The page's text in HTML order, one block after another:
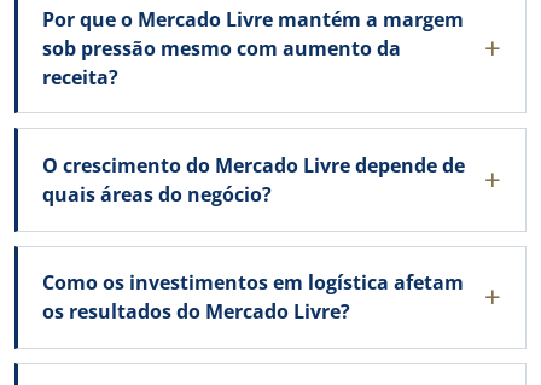
Por que o Mercado Livre mantém a margem
sob pressão mesmo com aumento da
receita?
O crescimento do Mercado Livre depende de
quais áreas do negócio?
Como os investimentos em logística afetam
os resultados do Mercado Livre?